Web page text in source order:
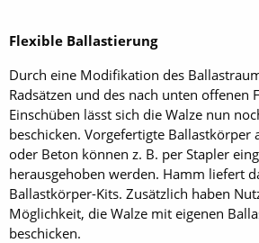
Flexible Ballastierung
Durch eine Modifikation des
Radsätzen und des nach unten offenen
Einschüben lässt sich die Walze nun
beschicken. Vorgefertigte Ballastkörper
oder Beton können z. B. per Stapler
herausgehoben werden. Hamm liefert
Ballastkörper-Kits. Zusätzlich haben
Möglichkeit, die Walze mit eigenen
beschicken.